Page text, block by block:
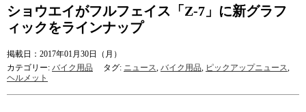
ショウエイがフルフェイス「Z-7」に新グラフ
ィックをラインナップ
掲載日：2017年01月30日（月）
カテゴリー: バイク用品 タグ: ニュース, バイク用品, ピックアップニュース,
ヘルメット